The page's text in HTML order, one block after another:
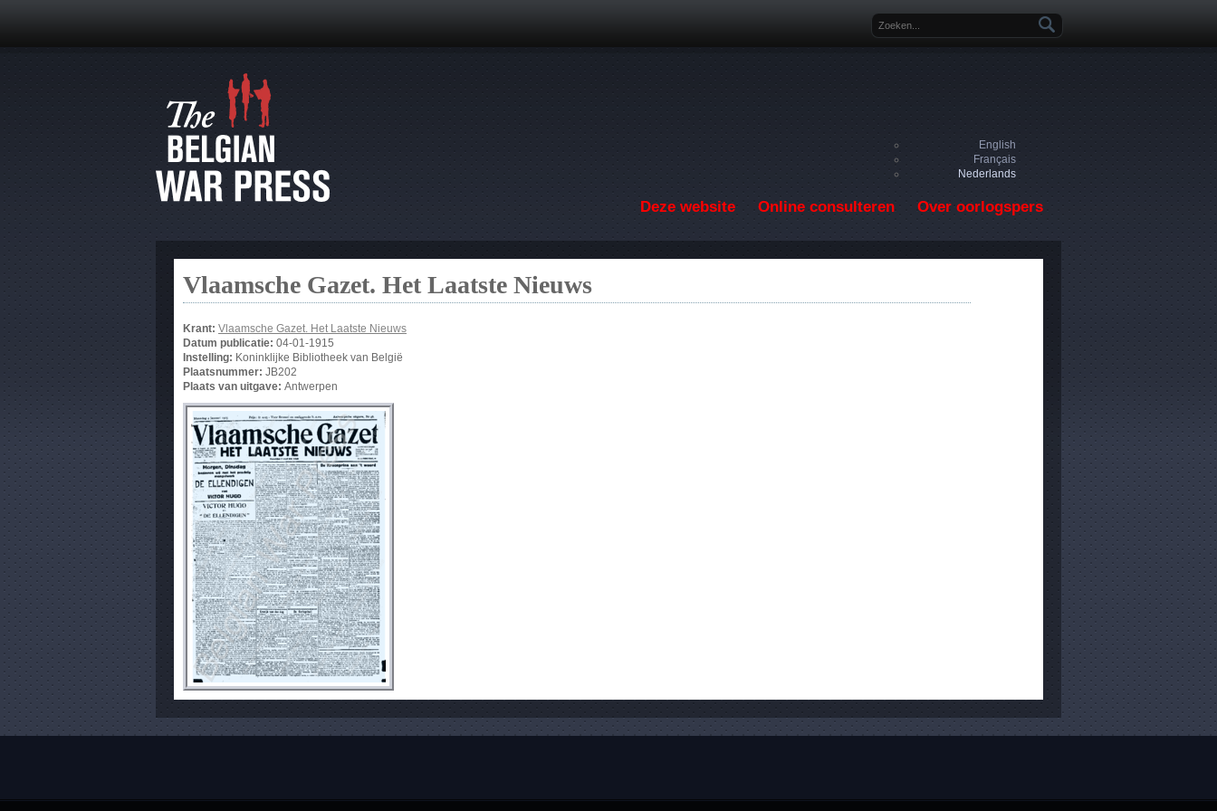
Zoekveld
English
Français
Nederlands
Deze website Online consulteren Over oorlogspers
Vlaamsche Gazet. Het Laatste Nieuws
Krant: Vlaamsche Gazet. Het Laatste Nieuws
Datum publicatie: 04-01-1915
Instelling: Koninklijke Bibliotheek van België
Plaatsnummer: JB202
Plaats van uitgave: Antwerpen